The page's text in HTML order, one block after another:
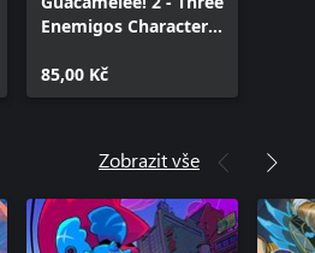
Enemigos Character
85,00 Kč
Zobrazit vše